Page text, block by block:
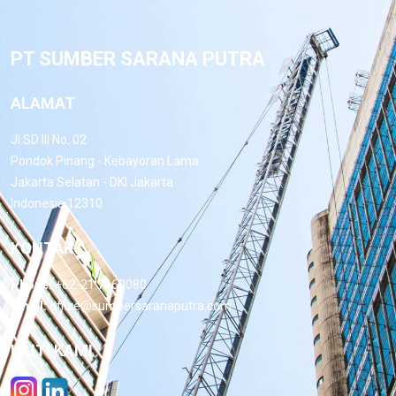
PT SUMBER SARANA PUTRA
ALAMAT
Jl.SD III No. 02
Pondok Pinang - Kebayoran Lama
Jakarta Selatan - DKI Jakarta
Indonesia 12310
KONTAK
Phone: +62-21 7660080
Email:office@sumbersaranaputra.com
IKUTI KAMI